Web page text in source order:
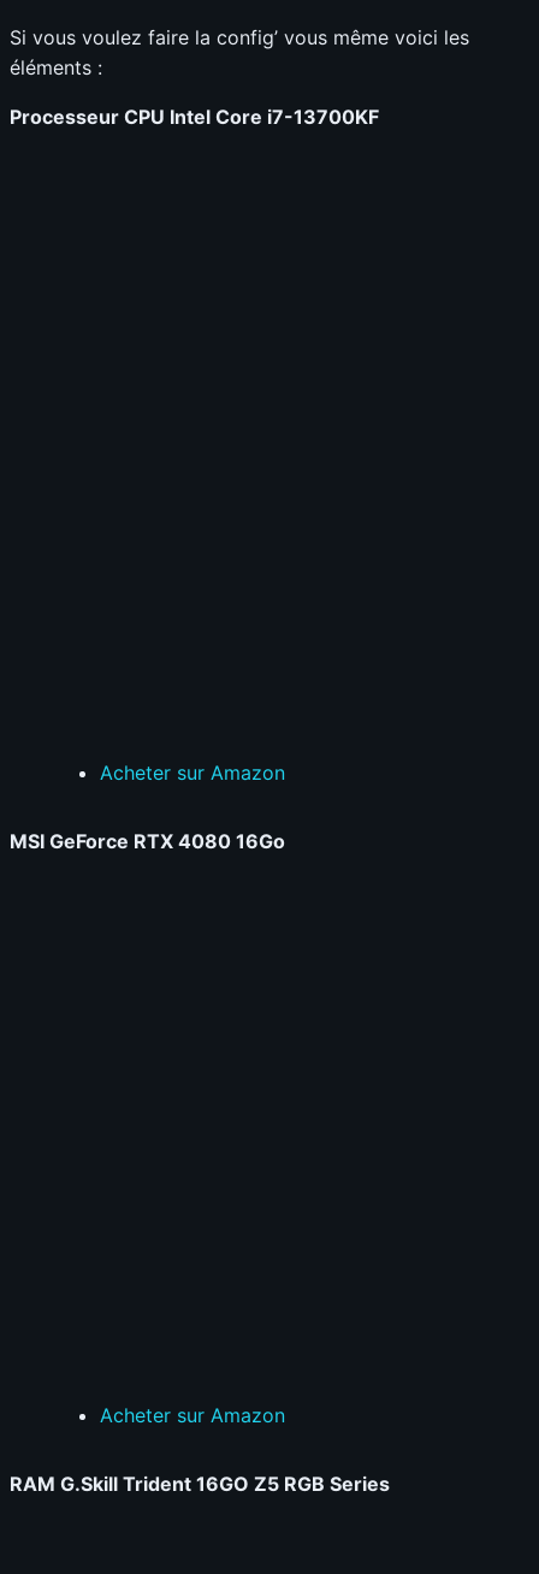
Si vous voulez faire la config’ vous même voici les
éléments :
Processeur CPU Intel Core i7-13700KF
Acheter sur Amazon
MSI GeForce RTX 4080 16Go
Acheter sur Amazon
RAM G.Skill Trident 16GO Z5 RGB Series